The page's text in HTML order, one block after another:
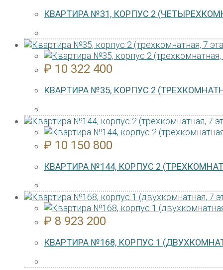
КВАРТИРА №31, КОРПУС 2
₽ 10 322 400
КВАРТИРА №35, КОРПУС 2
₽ 10 150 800
КВАРТИРА №144, КОРПУС 2
₽ 8 923 200
КВАРТИРА №168, КОРПУС 1